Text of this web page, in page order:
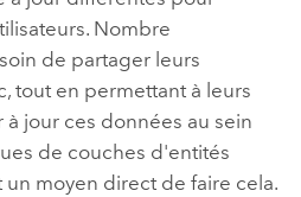
Nombre
de partager leurs
tout en permettant à leurs
jour ces données au sein
de couches d'entités
moyen direct de faire cela.